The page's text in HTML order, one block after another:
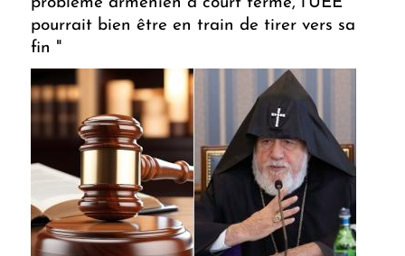
pourrait bien être en train de tirer vers sa
fin "